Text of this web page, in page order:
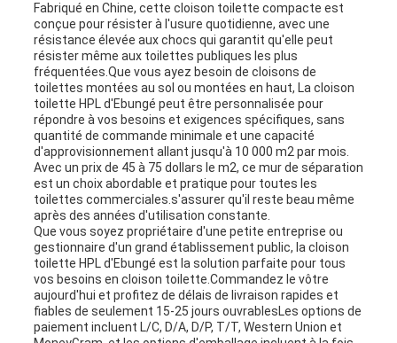
Fabriqué en Chine, cette cloison toilette compacte est
conçue pour résister à l'usure quotidienne, avec une
résistance élevée aux chocs qui garantit qu'elle peut
résister même aux toilettes publiques les plus
fréquentées.Que vous ayez besoin de cloisons de
toilettes montées au sol ou montées en haut, La cloison
toilette HPL d'Ebungé peut être personnalisée pour
répondre à vos besoins et exigences spécifiques, sans
quantité de commande minimale et une capacité
d'approvisionnement allant jusqu'à 10 000 m2 par mois.
Avec un prix de 45 à 75 dollars le m2, ce mur de séparation
est un choix abordable et pratique pour toutes les
toilettes commerciales.s'assurer qu'il reste beau même
après des années d'utilisation constante.
Que vous soyez propriétaire d'une petite entreprise ou
gestionnaire d'un grand établissement public, la cloison
toilette HPL d'Ebungé est la solution parfaite pour tous
vos besoins en cloison toilette.Commandez le vôtre
aujourd'hui et profitez de délais de livraison rapides et
fiables de seulement 15-25 jours ouvrablesLes options de
paiement incluent L/C, D/A, D/P, T/T, Western Union et